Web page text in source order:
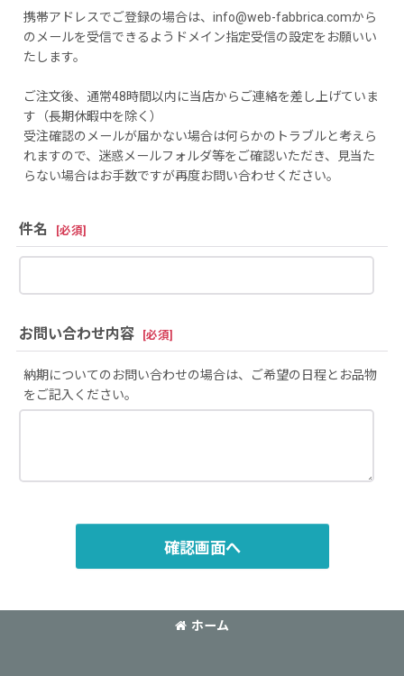
携帯アドレスでご登録の場合は、info@web-fabbrica.comから
のメールを受信できるようドメイン指定受信の設定をお願いい
たします。
ご注文後、通常48時間以内に当店からご連絡を差し上げていま
す（長期休暇中を除く）
受注確認のメールが届かない場合は何らかのトラブルと考えら
れますので、迷惑メールフォルダ等をご確認いただき、見当た
らない場合はお手数ですが再度お問い合わせください。
件名 [必須]
お問い合わせ内容 [必須]
納期についてのお問い合わせの場合は、ご希望の日程とお品物
をご記入ください。
確認画面へ
ホーム